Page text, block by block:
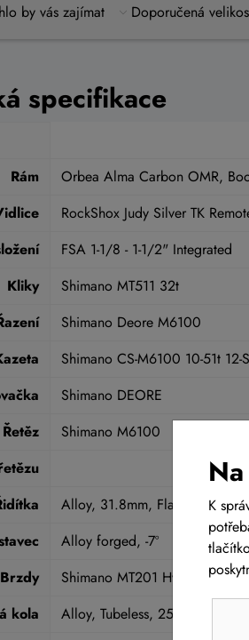
by vás zajímat Doporučená
specifikace
Rám
Orbea Alma Carbon OMR,
RockShox Judy Silver TK
FSA 1-1/8 - 1-1/2" Integrated
Kliky
Shimano MT511 32t
Shimano Deore M6100
Shimano CS-M6100 10-51t 12-
Shimano DEORE
Řetěz
Shimano M6100
Alloy, 31.8mm, Flat, 740mm,
Alloy forged, -7º
Brzdy
Shimano MT201 Hydraulic Disc
kola
Alloy, Tubeless, 25c, 32H
K